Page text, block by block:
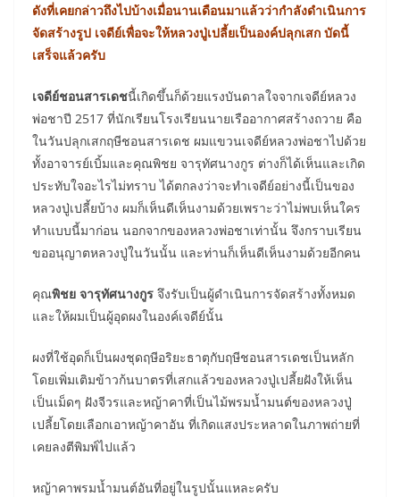
ดังที่เคยกล่าวถึงไปบ้างเมื่อนานเดือนมาแล้วว่ากำลังดำเนินการ
จัดสร้างรูป เจดีย์เพื่อจะให้หลวงปู่เปลี้ยเป็นองค์ปลุกเสก บัดนี้
เสร็จแล้วครับ
เจดีย์ชอนสารเดชนี้เกิดขึ้นก็ด้วยแรงบันดาลใจจากเจดีย์หลวง
พ่อชาปี 2517 ที่นักเรียนโรงเรียนนายเรืออากาศสร้างถวาย คือ
ในวันปลุกเสกฤษีชอนสารเดช ผมแขวนเจดีย์หลวงพ่อชาไปด้วย
ทั้งอาจารย์เบิ้มและคุณพิชย จารุทัศนางกูร ต่างก็ได้เห็นและเกิด
ประทับใจอะไรไม่ทราบ ได้ตกลงว่าจะทำเจดีย์อย่างนี้เป็นของ
หลวงปู่เปลี้ยบ้าง ผมก็เห็นดีเห็นงามด้วยเพราะว่าไม่พบเห็นใคร
ทำแบบนี้มาก่อน นอกจากของหลวงพ่อชาเท่านั้น จึงกราบเรียน
ขออนุญาตหลวงปู่ในวันนั้น และท่านก็เห็นดีเห็นงามด้วยอีกคน
คุณพิชย จารุทัศนางกูร จึงรับเป็นผู้ดำเนินการจัดสร้างทั้งหมด
และให้ผมเป็นผู้อุดผงในองค์เจดีย์นั้น
ผงที่ใช้อุดก็เป็นผงชุดฤษีอริยะธาตุกับฤษีชอนสารเดชเป็นหลัก
โดยเพิ่มเติมข้าวก้นบาตรที่เสกแล้วของหลวงปู่เปลี้ยฝังให้เห็น
เป็นเม็ดๆ ฝังจีวรและหญ้าคาที่เป็นไม้พรมน้ำมนต์ของหลวงปู่
เปลี้ยโดยเลือกเอาหญ้าคาอัน ที่เกิดแสงประหลาดในภาพถ่ายที่
เคยลงตีพิมพ์ไปแล้ว
หญ้าคาพรมน้ำมนต์อันที่อยู่ในรูปนั้นแหละครับ